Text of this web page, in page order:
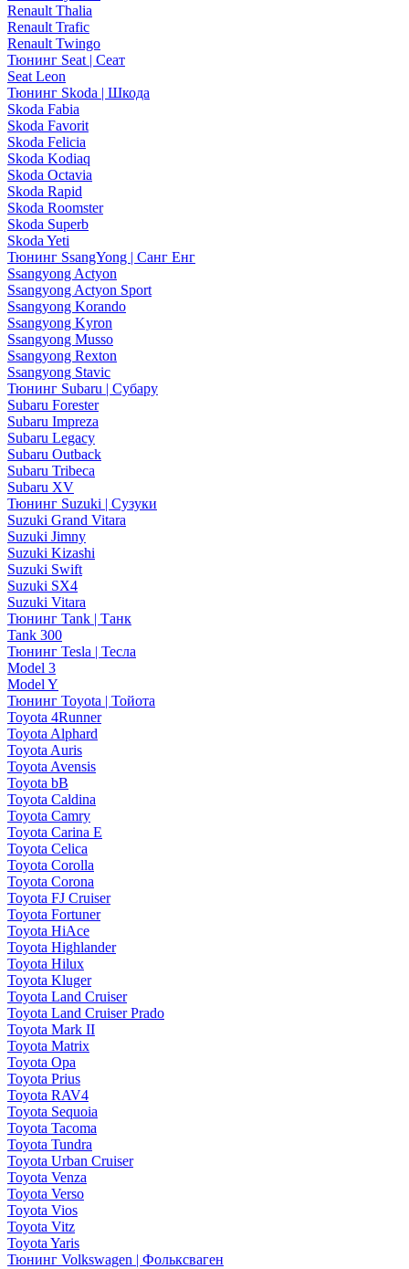
Renault Thalia
Renault Trafic
Renault Twingo
Тюнинг Seat | Сеат
Seat Leon
Тюнинг Skoda | Шкода
Skoda Fabia
Skoda Favorit
Skoda Felicia
Skoda Kodiaq
Skoda Octavia
Skoda Rapid
Skoda Roomster
Skoda Superb
Skoda Yeti
Тюнинг SsangYong | Санг Енг
Ssangyong Actyon
Ssangyong Actyon Sport
Ssangyong Korando
Ssangyong Kyron
Ssangyong Musso
Ssangyong Rexton
Ssangyong Stavic
Тюнинг Subaru | Субару
Subaru Forester
Subaru Impreza
Subaru Legacy
Subaru Outback
Subaru Tribeca
Subaru XV
Тюнинг Suzuki | Сузуки
Suzuki Grand Vitara
Suzuki Jimny
Suzuki Kizashi
Suzuki Swift
Suzuki SX4
Suzuki Vitara
Тюнинг Tank | Танк
Tank 300
Тюнинг Tesla | Тесла
Model 3
Model Y
Тюнинг Toyota | Тойота
Toyota 4Runner
Toyota Alphard
Toyota Auris
Toyota Avensis
Toyota bB
Toyota Caldina
Toyota Camry
Toyota Carina E
Toyota Celica
Toyota Corolla
Toyota Corona
Toyota FJ Cruiser
Toyota Fortuner
Toyota HiAce
Toyota Highlander
Toyota Hilux
Toyota Kluger
Toyota Land Cruiser
Toyota Land Cruiser Prado
Toyota Mark II
Toyota Matrix
Toyota Opa
Toyota Prius
Toyota RAV4
Toyota Sequoia
Toyota Tacoma
Toyota Tundra
Toyota Urban Cruiser
Toyota Venza
Toyota Verso
Toyota Vios
Toyota Vitz
Toyota Yaris
Тюнинг Volkswagen | Фольксваген